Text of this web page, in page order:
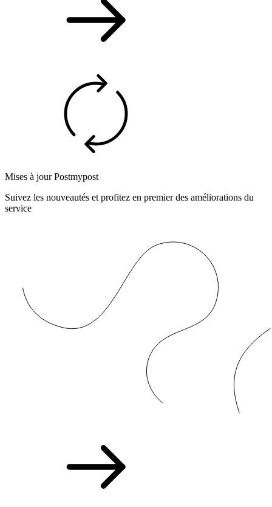
Mises à jour Postmypost
Suivez les nouveautés et profitez en premier des améliorations du
service